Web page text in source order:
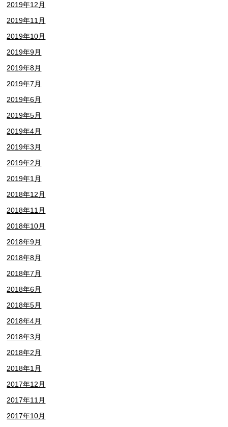
2019年12月
2019年11月
2019年10月
2019年9月
2019年8月
2019年7月
2019年6月
2019年5月
2019年4月
2019年3月
2019年2月
2019年1月
2018年12月
2018年11月
2018年10月
2018年9月
2018年8月
2018年7月
2018年6月
2018年5月
2018年4月
2018年3月
2018年2月
2018年1月
2017年12月
2017年11月
2017年10月